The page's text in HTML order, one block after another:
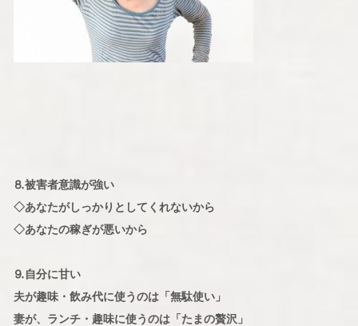
⒏被害者意識が強い
◇あなたがしっかりとしてくれないから
◇あなたの稼ぎが悪いから
⒐自分に甘い
夫が趣味・飲み代に使うのは「無駄使い」
妻が、ランチ・趣味に使うのは「たまの贅沢」